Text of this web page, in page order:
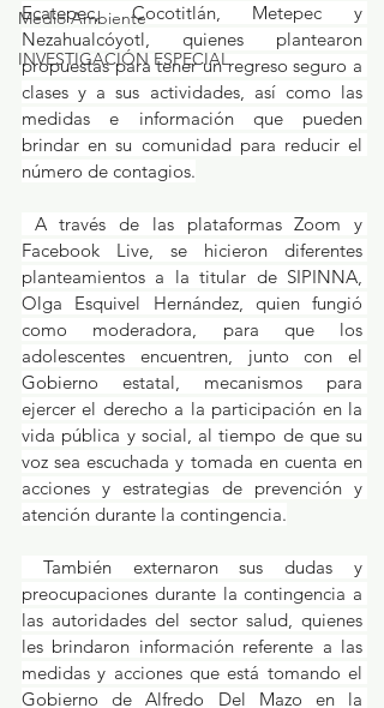
Medio Ambiente
INVESTIGACIÓN ESPECIAL
Ecatepec, Cocotitlán, Metepec y
Nezahualcóyotl, quienes plantearon
propuestas para tener un regreso seguro a
clases y a sus actividades, así como las
medidas e información que pueden
brindar en su comunidad para reducir el
número de contagios.
Facebook Live, se hicieron diferentes
planteamientos a la titular de SIPINNA,
Olga Esquivel Hernández, quien fungió
como moderadora, para que los
adolescentes encuentren, junto con el
Gobierno estatal, mecanismos para
ejercer el derecho a la participación en la
vida pública y social, al tiempo de que su
voz sea escuchada y tomada en cuenta en
acciones y estrategias de prevención y
atención durante la contingencia.
preocupaciones durante la contingencia a
las autoridades del sector salud, quienes
les brindaron información referente a las
medidas y acciones que está tomando el
Gobierno de Alfredo Del Mazo en la